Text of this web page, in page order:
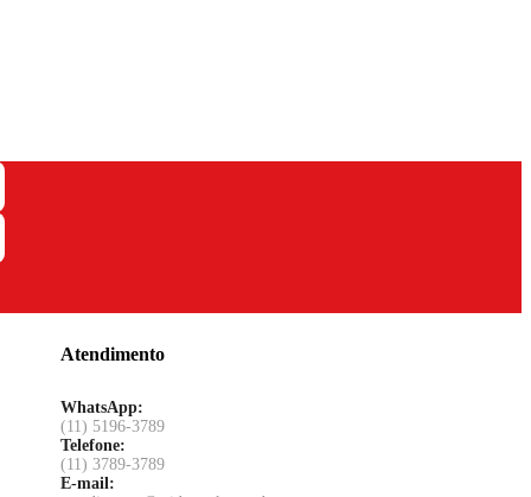
Atendimento
WhatsApp:
(11) 5196-3789
Telefone:
(11) 3789-3789
E-mail: